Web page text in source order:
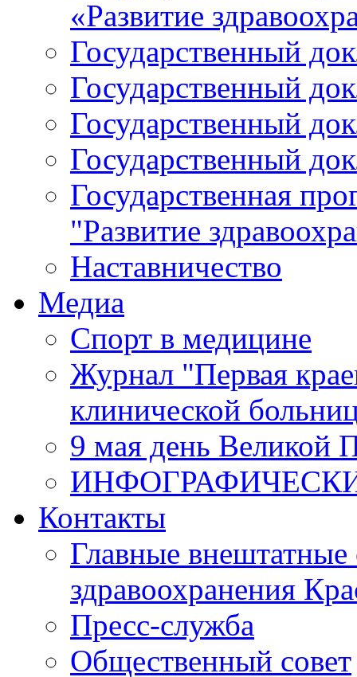
«Развитие
Государственный
Государственный
Государственный
Государственный
Государственная
"Развитие
Наставничество
Медиа
Спорт в медицине
Журнал "Первая
клинической
9 мая день Великой
Контакты
Главные внештатные
здравоохранения
Пресс-служба
Общественный совет